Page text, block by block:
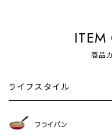
ITEM
商品
ライフスタイル
フライパン